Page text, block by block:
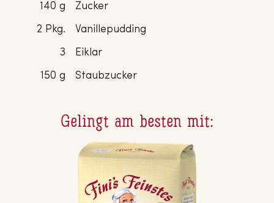
140 g
Zucker
2 Pkg.
Vanillepudding
3
Eiklar
150 g
Staubzucker
Gelingt am besten mit: